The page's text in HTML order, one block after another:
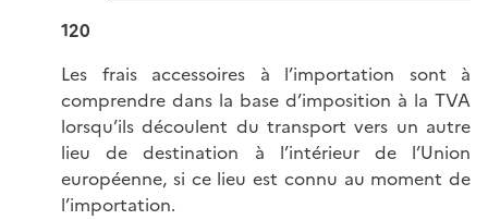
120
Les frais accessoires à l’importation sont à
comprendre dans la base d’imposition à la TVA
lorsqu’ils découlent du transport vers un autre
lieu de destination à l’intérieur de l’Union
européenne, si ce lieu est connu au moment de
l’importation.